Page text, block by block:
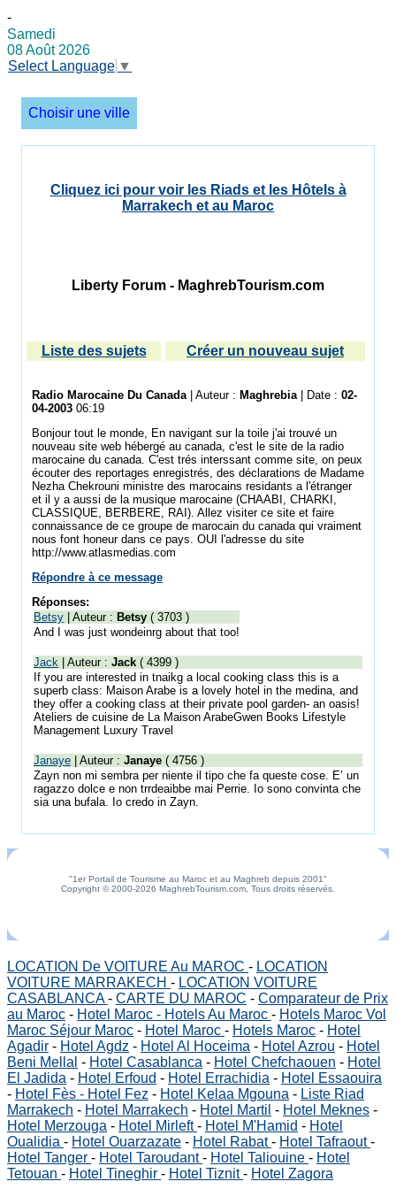
-
Samedi
08 Août 2026
Select Language ▼
Choisir une ville
Cliquez ici pour voir les Riads et les Hôtels à
Marrakech et au Maroc
Liberty Forum - MaghrebTourism.com
Liste des sujets Créer un nouveau sujet
Radio Marocaine Du Canada| Auteur : Maghrebia| Date : 02-
04-2003 06:19
Bonjour tout le monde, En navigant sur la toile j'ai trouvé un
nouveau site web hébergé au canada, c'est le site de la radio
marocaine du canada. C'est trés interssant comme site, on peux
écouter des reportages enregistrés, des déclarations de Madame
Nezha Chekrouni ministre des marocains residants a l'étranger
et il y a aussi de la musique marocaine (CHAABI, CHARKI,
CLASSIQUE, BERBERE, RAI). Allez visiter ce site et faire
connaissance de ce groupe de marocain du canada qui vraiment
nous font honeur dans ce pays. OUI l'adresse du site
http://www.atlasmedias.com
Répondre à ce message
Réponses:
Betsy | Auteur : Betsy ( 3703 )
And I was just wondeinrg about that too!
Jack | Auteur : Jack ( 4399 )
If you are interested in tnaikg a local cooking class this is a
superb class: Maison Arabe is a lovely hotel in the medina, and
they offer a cooking class at their private pool garden- an oasis!
Ateliers de cuisine de La Maison ArabeGwen Books Lifestyle
Management Luxury Travel
Janaye | Auteur : Janaye ( 4756 )
Zayn non mi sembra per niente il tipo che fa queste cose. E’ un
ragazzo dolce e non trrdeaibbe mai Perrie. Io sono convinta che
sia una bufala. Io credo in Zayn.
"1er Portail de Tourisme au Maroc et au Maghreb depuis 2001"
Copyright © 2000-2026 MaghrebTourism.com, Tous droits réservés.
LOCATION De VOITURE Au MAROC - LOCATION
VOITURE MARRAKECH - LOCATION VOITURE
CASABLANCA- CARTE DU MAROC - Comparateur de Prix
au Maroc - Hotel Maroc - Hotels Au Maroc - Hotels Maroc Vol
Maroc Séjour Maroc - Hotel Maroc - Hotels Maroc - Hotel
Agadir - Hotel Agdz - Hotel Al Hoceima - Hotel Azrou - Hotel
Beni Mellal - Hotel Casablanca - Hotel Chefchaouen - Hotel
El Jadida - Hotel Erfoud - Hotel Errachidia - Hotel Essaouira
- Hotel Fès - Hotel Fez - Hotel Kelaa Mgouna - Liste Riad
Marrakech - Hotel Marrakech - Hotel Martil - Hotel Meknes -
Hotel Merzouga - Hotel Mirleft- Hotel M'Hamid - Hotel
Oualidia - Hotel Ouarzazate - Hotel Rabat- Hotel Tafraout-
Hotel Tanger - Hotel Taroudant- Hotel Taliouine - Hotel
Tetouan - Hotel Tineghir - Hotel Tiznit- Hotel Zagora